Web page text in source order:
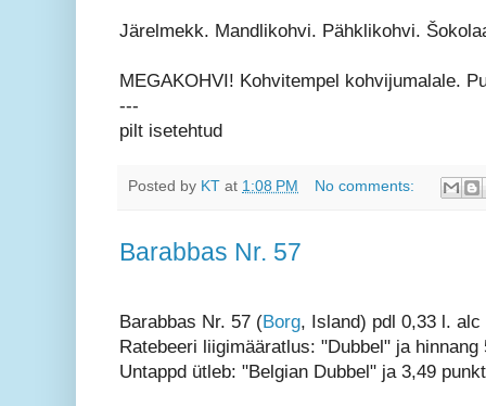
Järelmekk. Mandlikohvi. Pähklikohvi.
MEGAKOHVI! Kohvitempel kohvijumalale.
---
pilt isetehtud
Posted by KT at 1:08 PM No comments:
Barabbas Nr. 57
Barabbas Nr. 57 (Borg, Island) pdl 0,33 l.
Ratebeeri liigimääratlus: "Dubbel" ja hinnang
Untappd ütleb: "Belgian Dubbel" ja 3,49